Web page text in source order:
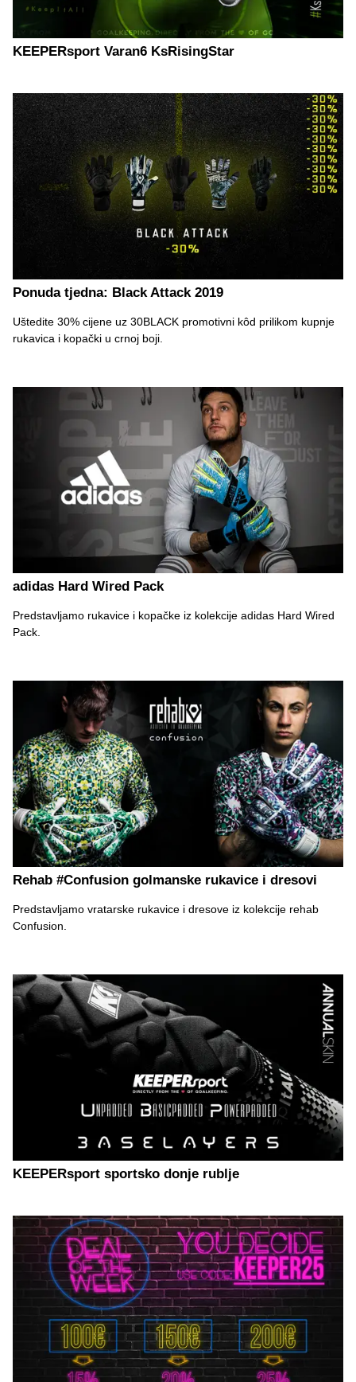
KEEPERsport Varan6 KsRisingStar
Ponuda tjedna: Black Attack 2019
Uštedite 30% cijene uz 30BLACK promotivni kôd prilikom kupnje
rukavica i kopački u crnoj boji.
adidas Hard Wired Pack
Predstavljamo rukavice i kopačke iz kolekcije adidas Hard Wired
Pack.
Rehab #Confusion golmanske rukavice i dresovi
Predstavljamo vratarske rukavice i dresove iz kolekcije rehab
Confusion.
KEEPERsport sportsko donje rublje